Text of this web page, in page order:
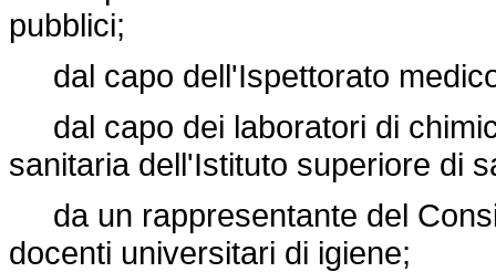
pubblici;
dal capo dell'Ispettorato
dal capo dei laboratori di
sanitaria dell'Istituto superiore di
da un rappresentante del
docenti universitari di igiene;